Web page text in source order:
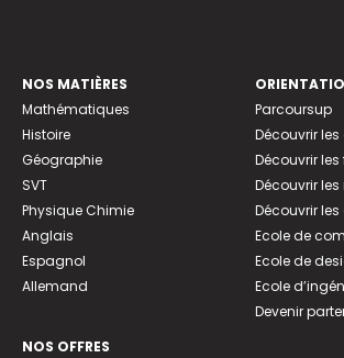
NOS MATIÈRES
Mathématiques
Histoire
Géographie
SVT
Physique Chimie
Anglais
Espagnol
Allemand
NOS OFFRES
Parcoursup
Découvrir
Découvrir
Découvrir les
Découvrir les
Ecole de
Ecole de
Ecole
Devenir